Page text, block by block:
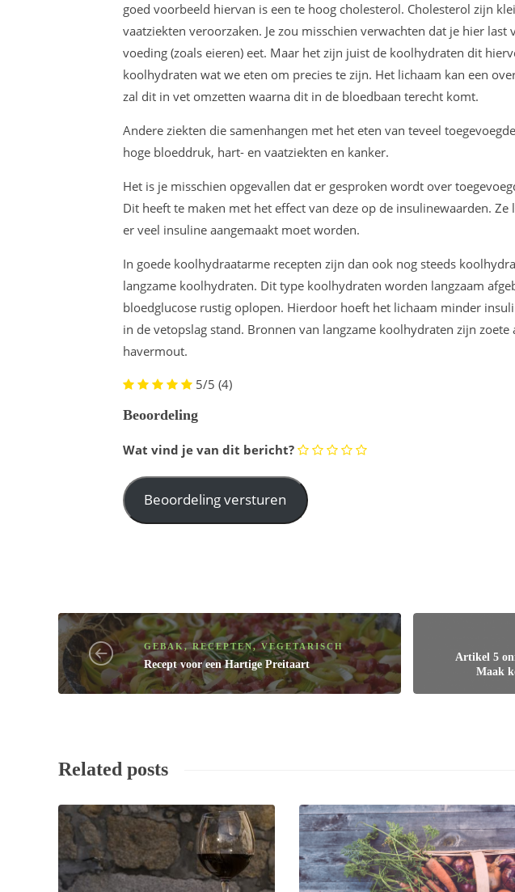
goed voorbeeld hiervan is een te hoog cholesterol. Cholesterol zijn
vaatziekten veroorzaken. Je zou misschien verwachten dat je hier
voeding (zoals eieren) eet. Maar het zijn juist de koolhydraten dit
koolhydraten wat we eten om precies te zijn. Het lichaam kan een
zal dit in vet omzetten waarna dit in de bloedbaan terecht komt.
Andere ziekten die samenhangen met het eten van teveel
hoge bloeddruk, hart- en vaatziekten en kanker.
Het is je misschien opgevallen dat er gesproken wordt over
Dit heeft te maken met het effect van deze op de insulinewaarden.
er veel insuline aangemaakt moet worden.
In goede koolhydraatarme recepten zijn dan ook nog steeds
langzame koolhydraten. Dit type koolhydraten worden langzaam
bloedglucose rustig oplopen. Hierdoor hoeft het lichaam minder
in de vetopslag stand. Bronnen van langzame koolhydraten zijn
havermout.
5/5 (4)
Beoordeling
Wat vind je van dit bericht?
GEBAK,RECEPTEN,VEGETARISCH
Receptvoor een Hartige Preitaart
Artikel 5
Maak
Related posts